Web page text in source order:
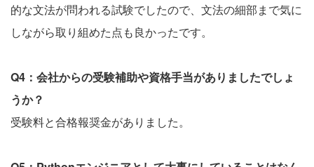
的な文法が問われる試験でしたので、文法の細部まで気に
しながら取り組めた点も良かったです。
Q4：会社からの受験補助や資格手当がありましたでしょ
うか？
受験料と合格報奨金がありました。